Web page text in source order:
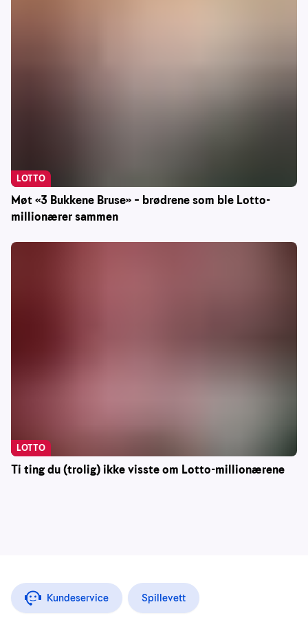
Møt «3 Bukkene Bruse» – brødrene som ble Lotto-
millionærer sammen
LOTTO
Ti ting du (trolig) ikke visste om Lotto-millionærene
LOTTO
Kundeservice Spillevett